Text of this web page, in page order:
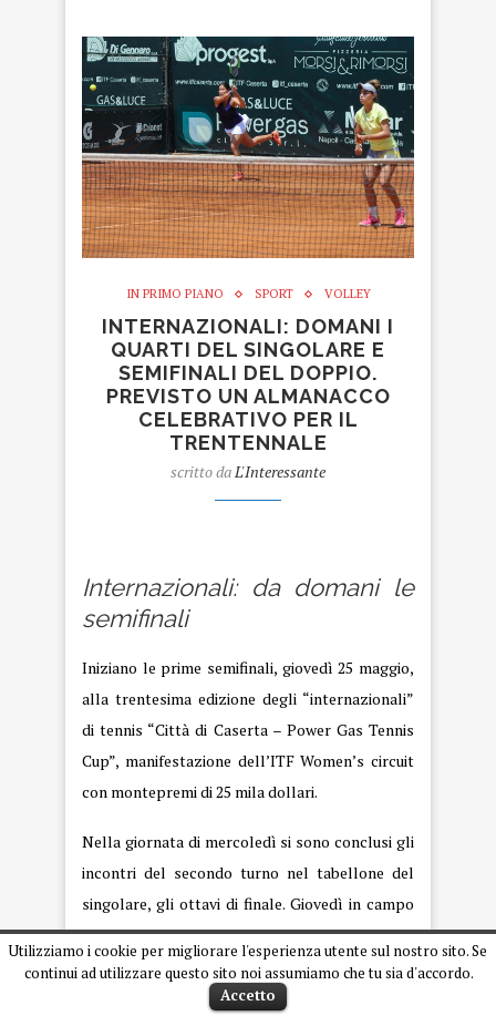
IN PRIMO PIANO SPORT VOLLEY
INTERNAZIONALI: DOMANI I
QUARTI DEL SINGOLARE E
SEMIFINALI DEL DOPPIO.
PREVISTO UN ALMANACCO
CELEBRATIVO PER IL
TRENTENNALE
scritto daL'Interessante
Internazionali: da domani le
semifinali
Iniziano le prime semifinali, giovedì 25 maggio,
alla trentesima edizione degli “internazionali”
di tennis “Città di Caserta – Power Gas Tennis
Cup”, manifestazione dell’ITF Women’s circuit
con montepremi di 25 mila dollari.
Nella giornata di mercoledì si sono conclusi gli
incontri del secondo turno nel tabellone del
singolare, gli ottavi di finale. Giovedì in campo
le prime otto tenniste che si giocheranno un
posto nei quarti che, invece, nel tabellone del
doppio si sono conclusi mercoledì.
Utilizziamo i cookie per migliorare l'esperienza utente sul nostro sito. Se
continui ad utilizzare questo sito noi assumiamo che tu sia d'accordo.
Accetto